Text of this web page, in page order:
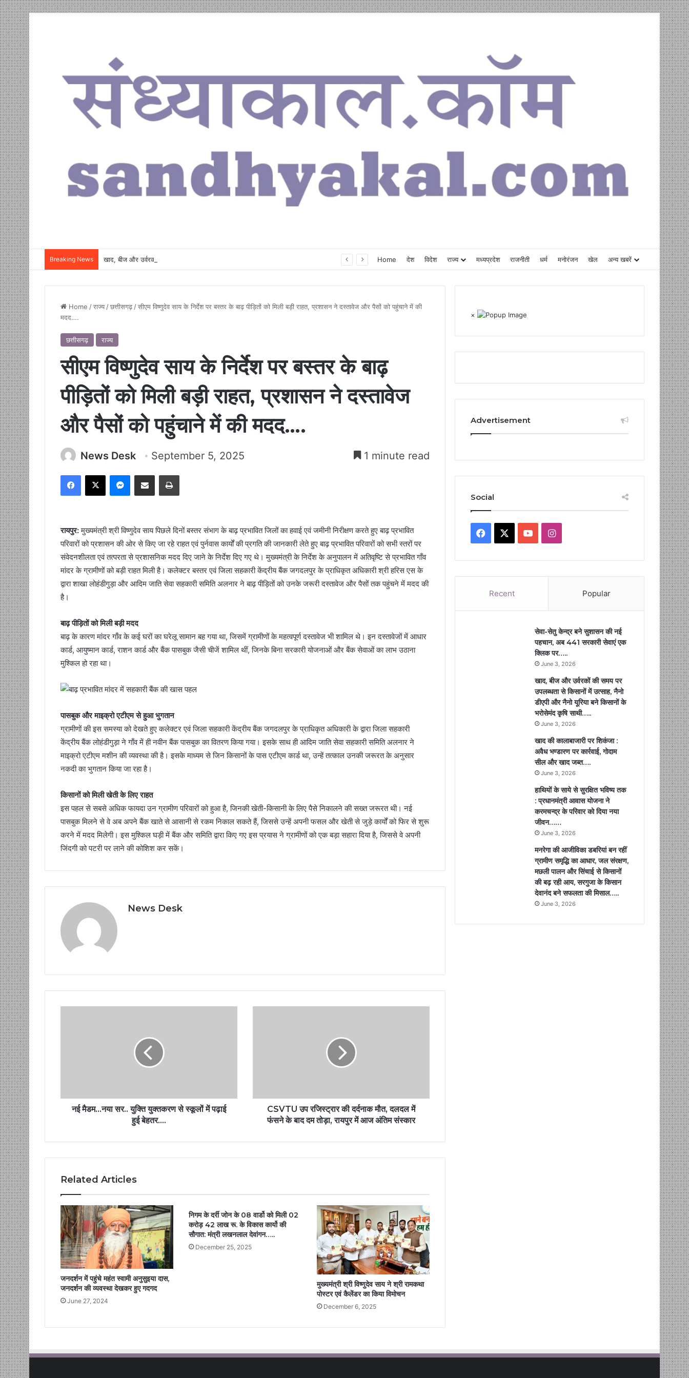
Breaking News Home देश विदेश राज्य मध्यप्रदेश राजनीती धर्म मनोरंजन खेल अन्य खबरें
Home /राज्य /छत्तीसगढ़ /सीएम विष्णुदेव साय के निर्देश पर बस्तर के बाढ़ पीड़ितों को मिली बड़ी राहत, प्रशासन ने दस्तावेज और पैसों को पहुंचाने में की
मदद….
छत्तीसगढ़ राज्य
सीएम विष्णुदेव साय के निर्देश पर बस्तर के बाढ़
पीड़ितों को मिली बड़ी राहत, प्रशासन ने दस्तावेज
और पैसों को पहुंचाने में की मदद….
News Desk September 5, 2025 1 minute read
Facebook
X Messenger
Share via Email Print
रायपुर:मुख्यमंत्री श्री विष्णुदेव साय पिछले दिनों बस्तर संभाग के बाढ़ प्रभावित जिलों का हवाई एवं जमीनी निरीक्षण करते हुए बाढ़ प्रभावित
परिवारों को प्रशासन की ओर से किए जा रहे राहत एवं पुर्नवास कार्यों की प्रगति की जानकारी लेते हुए बाढ़ प्रभावित परिवारों को सभी स्तरों पर
संवेदनशीलता एवं तत्परता से प्रशासनिक मदद दिए जाने के निर्देश दिए गए थे। मुख्यमंत्री के निर्देश के अनुपालन में अतिवृष्टि से प्रभावित गाँव
मांदर के ग्रामीणों को बड़ी राहत मिली है। कलेक्टर बस्तर एवं जिला सहकारी केंद्रीय बैंक जगदलपुर के प्राधिकृत अधिकारी श्री हरिस एस के
द्वारा शाखा लोहंडीगुड़ा और आदिम जाति सेवा सहकारी समिति अलनार ने बाढ़ पीड़ितों को उनके जरूरी दस्तावेज और पैसों तक पहुंचने में मदद की
है।
बाढ़ पीड़ितों को मिली बड़ी मदद
बाढ़ के कारण मांदर गाँव के कई घरों का घरेलू सामान बह गया था, जिसमें ग्रामीणों के महत्वपूर्ण दस्तावेज भी शामिल थे। इन दस्तावेजों में आधार
कार्ड, आयुष्मान कार्ड, राशन कार्ड और बैंक पासबुक जैसी चीजें शामिल थीं, जिनके बिना सरकारी योजनाओं और बैंक सेवाओं का लाभ उठाना
मुश्किल हो रहा था।
पासबुक और माइक्रो एटीएम से हुआ भुगतान
ग्रामीणों की इस समस्या को देखते हुए कलेक्टर एवं जिला सहकारी केंद्रीय बैंक जगदलपुर के प्राधिकृत अधिकारी के द्वारा जिला सहकारी
केंद्रीय बैंक लोहंडीगुड़ा ने गाँव में ही नवीन बैंक पासबुक का वितरण किया गया। इसके साथ ही आदिम जाति सेवा सहकारी समिति अलनार ने
माइक्रो एटीएम मशीन की व्यवस्था की है। इसके माध्यम से जिन किसानों के पास एटीएम कार्ड था, उन्हें तत्काल उनकी जरूरत के अनुसार
नकदी का भुगतान किया जा रहा है।
किसानों को मिली खेती के लिए राहत
इस पहल से सबसे अधिक फायदा उन ग्रामीण परिवारों को हुआ है, जिनकी खेती-किसानी के लिए पैसे निकालने की सख्त जरूरत थी। नई
पासबुक मिलने से वे अब अपने बैंक खाते से आसानी से रकम निकाल सकते हैं, जिससे उन्हें अपनी फसल और खेती से जुड़े कार्यों को फिर से शुरू
करने में मदद मिलेगी। इस मुश्किल घड़ी में बैंक और समिति द्वारा किए गए इस प्रयास ने ग्रामीणों को एक बड़ा सहारा दिया है, जिससे वे अपनी
जिंदगी को पटरी पर लाने की कोशिश कर सकें।
News Desk
नई मैडम…नया सर.. युक्ति युक्तकरण से स्कूलों में पढ़ाई
हुई बेहतर….
CSVTU उप रजिस्ट्रार की दर्दनाक मौत, दलदल में
फंसने के बाद दम तोड़ा, रायपुर में आज अंतिम संस्कार
Related Articles
जनदर्शन में पहुंचे महंत स्वामी अनुसुइया दास,
जनदर्शन की व्यवस्था देखकर हुए गदगद
June 27, 2024
निगम के दर्री जोन के 08 वार्डो को मिली 02
करोड़ 42 लाख रू. के विकास कार्यो की
सौगात: मंत्री लखनलाल देवांगन…..
December 25, 2025
मुख्यमंत्री श्री विष्णुदेव साय ने श्री रामकथा
पोस्टर एवं कैलेंडर का किया विमोचन
December 6, 2025
×
Advertisement
Social
Facebook YouTubeInstagram
Recent Popular
सेवा-सेतु केन्द्र बने सुशासन की नई
पहचान, अब 441 सरकारी सेवाएं एक
क्लिक पर…..
June 3, 2026
खाद, बीज और उर्वरकों की समय पर
उपलब्धता से किसानों में उत्साह, नैनो
डीएपी और नैनो यूरिया बने किसानों के
भरोसेमंद कृषि साथी…..
June 3, 2026
खाद की कालाबाजारी पर शिकंजा :
अवैध भण्डारण पर कार्रवाई, गोदाम
सील और खाद जब्त….
June 3, 2026
हाथियों के साये से सुरक्षित भविष्य तक
: प्रधानमंत्री आवास योजना ने
करमचन्द्र के परिवार को दिया नया
जीवन……
June 3, 2026
मनरेगा की आजीविका डबरियां बन रहीं
ग्रामीण समृद्धि का आधार, जल संरक्षण,
मछली पालन और सिंचाई से किसानों
की बढ़ रही आय, सरगुजा के किसान
देवानंद बने सफलता की मिसाल…..
June 3, 2026